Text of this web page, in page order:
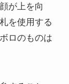
が上を向
を使用する
ロのものは